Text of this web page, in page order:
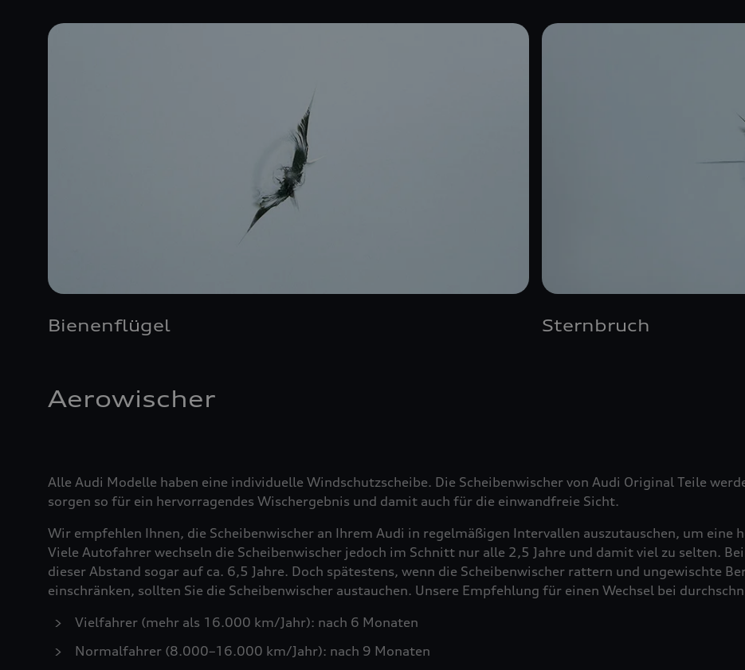
Bienenflügel Sternbruch
Aerowischer
Alle Audi Modelle haben eine individuelle Windschutzscheibe. Die Scheibenwischer von Audi Original Teile
sorgen so für ein hervorragendes Wischergebnis und damit auch für die einwandfreie Sicht.
Wir empfehlen Ihnen, die Scheibenwischer an Ihrem Audi in regelmäßigen Intervallen auszutauschen, um eine
Viele Autofahrer wechseln die Scheibenwischer jedoch im Schnitt nur alle 2,5 Jahre und damit viel zu selten.
dieser Abstand sogar auf ca. 6,5 Jahre. Doch spätestens, wenn die Scheibenwischer rattern und ungewischte
einschränken, sollten Sie die Scheibenwischer austauchen. Unsere Empfehlung für einen Wechsel bei
Vielfahrer (mehr als 16.000 km/Jahr): nach 6 Monaten
Normalfahrer (8.000–16.000 km/Jahr): nach 9 Monaten